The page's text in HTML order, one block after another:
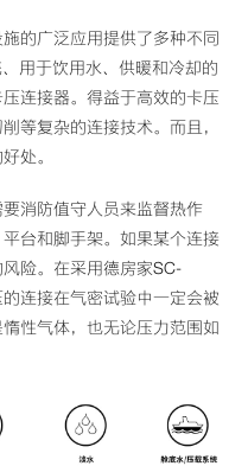
的广泛应用提供了多种不同
用于饮用水、供暖和冷却的
连接器。得益于高效的卡压
等复杂的连接技术。而且，
处。
消防值守人员来监督热作
台和脚手架。如果某个连接
险。在采用德房家SC-
连接在气密试验中一定会被
性气体，也无论压力范围如